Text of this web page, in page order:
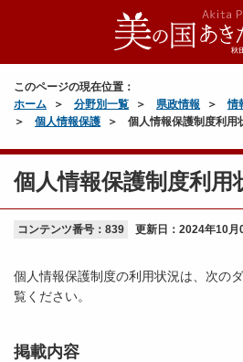
このページの現在位置：
ホーム
分野別一覧 県政情報
情
個人情報保護
個人情報保護制度利用
個人情報保護制度利用
コンテンツ番号：839 更新日： 2024年10月
個人情報保護制度の利用状況は、次の
覧ください。
掲載内容